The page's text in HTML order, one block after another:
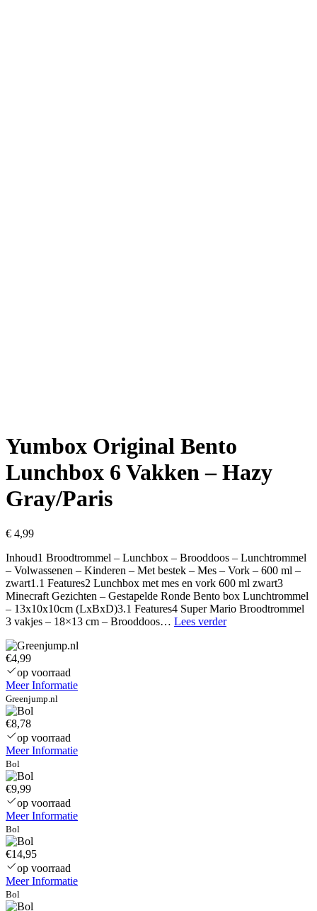
Yumbox Original Bento
Lunchbox 6 Vakken – Hazy
Gray/Paris
€ 4,99
Inhoud1 Broodtrommel – Lunchbox – Brooddoos – Lunchtrommel
– Volwassenen – Kinderen – Met bestek – Mes – Vork – 600 ml –
zwart1.1 Features2 Lunchbox met mes en vork 600 ml zwart3
Minecraft Gezichten – Gestapelde Ronde Bento box Lunchtrommel
– 13x10x10cm (LxBxD)3.1 Features4 Super Mario Broodtrommel
3 vakjes – 18×13 cm – Brooddoos… Lees verderYumbox
€4,99
op voorraad
Meer Informatie
Greenjump.nl
€8,78
op voorraad
Meer Informatie
Bol
€9,99
op voorraad
Meer Informatie
Bol
€14,95
op voorraad
Meer Informatie
Bol